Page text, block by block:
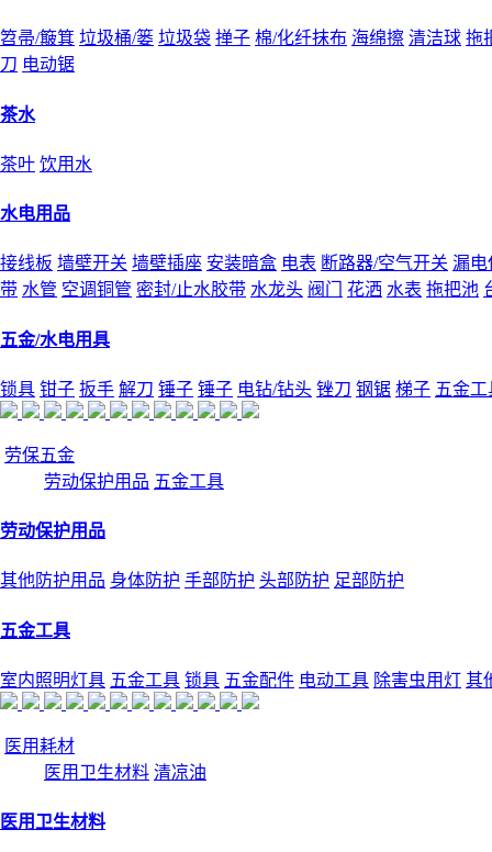
笤帚/簸箕 垃圾桶/篓 垃圾袋 掸子 棉/化纤抹布 海绵擦 清洁球 拖
刀 电动锯
茶水
茶叶 饮用水
水电用品
接线板 墙壁开关 墙壁插座 安装暗盒 电表 断路器/空气开关 漏电
带 水管 空调铜管 密封/止水胶带 水龙头 阀门 花洒 水表 拖把池
五金/水电用具
锁具 钳子 扳手 解刀 锤子 锤子 电钻/钻头 锉刀 钢锯 梯子 五金
劳保五金
劳动保护用品 五金工具
劳动保护用品
其他防护用品 身体防护 手部防护 头部防护 足部防护
五金工具
室内照明灯具 五金工具 锁具 五金配件 电动工具 除害虫用灯 其
医用耗材
医用卫生材料 清凉油
医用卫生材料